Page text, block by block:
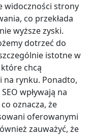
widoczności strony
co przekłada
wyższe zyski.
dotrzeć do
istotne w
chcą
na rynku. Ponadto,
wpływają na
oznacza, że
oferowanymi
zauważyć, że